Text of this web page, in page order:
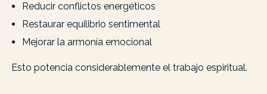
Reducir conflictos energéticos
Restaurar equilibrio sentimental
Mejorar la armonía emocional
Esto potencia considerablemente el trabajo espiritual.